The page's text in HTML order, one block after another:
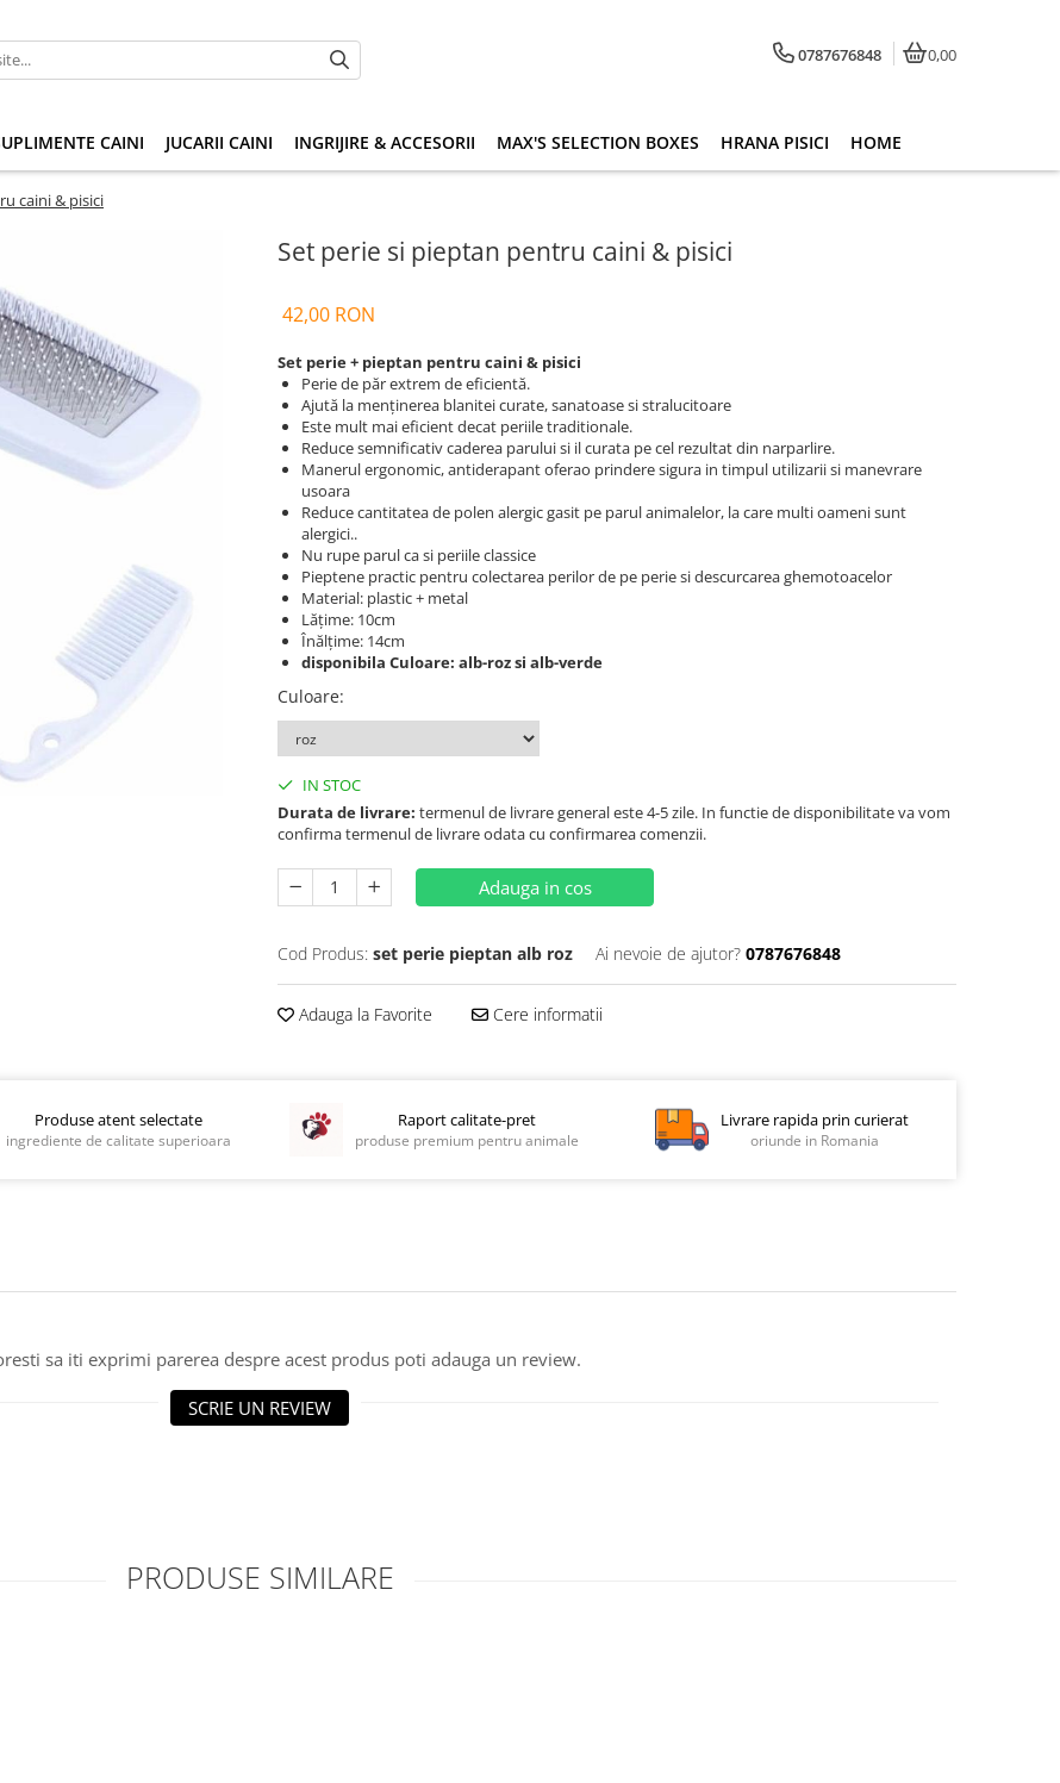
0787676848 0,00
CAINI JUCARII CAINI INGRIJIRE & ACCESORII MAX'S SELECTION BOXES HRANA PISICI HOME
caini & pisici
Set perie si pieptan pentru caini & pisici
42,00 RON
Set perie + pieptan pentru caini & pisici
Perie de păr extrem de eficientă.
Ajută la menținerea blanitei curate, sanatoase si stralucitoare
Este mult mai eficient decat periile traditionale.
Reduce semnificativ caderea parului si il curata pe cel rezultat din narparlire.
Manerul ergonomic, antiderapant oferao prindere sigura in timpul utilizarii si manevrare
usoara
Reduce cantitatea de polen alergic gasit pe parul animalelor, la care multi oameni sunt
alergici..
Nu rupe parul ca si periile classice
Pieptene practic pentru colectarea perilor de pe perie si descurcarea ghemotoacelor
Material: plastic + metal
Lățime: 10cm
Înălțime: 14cm
disponibila Culoare: alb-roz si alb-verde
Culoare:
IN STOC
Durata de livrare: termenul de livrare general este 4-5 zile. In functie de disponibilitate va vom
confirma termenul de livrare odata cu confirmarea comenzii.
Adauga in cos
Cod Produs: set perie pieptan alb roz Ai nevoie de ajutor? 0787676848
Adauga la Favorite Cere informatii
Produse atent selectate
ingrediente de calitate superioara
Raport calitate-pret
produse premium pentru animale
Livrare rapida prin curierat
oriunde in Romania
sa iti exprimi parerea despre acest produs poti adauga un review.
SCRIE UN REVIEW
PRODUSE SIMILARE